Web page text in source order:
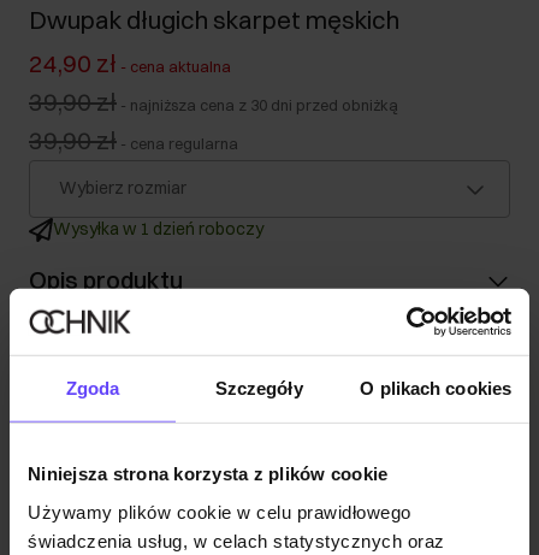
Zgoda Szczegóły O plikach cookies
Niniejsza strona korzysta z plików cookie
Używamy plików cookie w celu prawidłowego
świadczenia usług, w celach statystycznych oraz
Dwupak długich skarpet męskich
24,90 zł - cena aktualna
39,90 zł - najniższa cena z 30 dni przed obniżką
39,90 zł - cena regularna
Wybierz rozmiar
Wysyłka w 1 dzień roboczy
Opis produktu
Szczegóły
Opinie